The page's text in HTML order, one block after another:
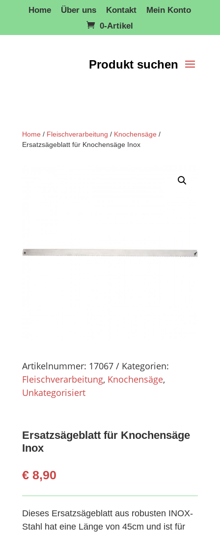
Home Über uns Kontakt
Mein Konto
0-Artikel
Home / Fleischverarbeitung / Knochensäge /
Ersatzsägeblatt für Knochensäge Inox
Artikelnummer: 17067
Kategorien:
Fleischverarbeitung, Knochensäge,
Unkategorisiert
Ersatzsägeblatt für Knochensäge
Inox
€8,90
Dieses Ersatzsägeblatt aus robusten INOX-
Stahl hat eine Länge von 45cm und ist für